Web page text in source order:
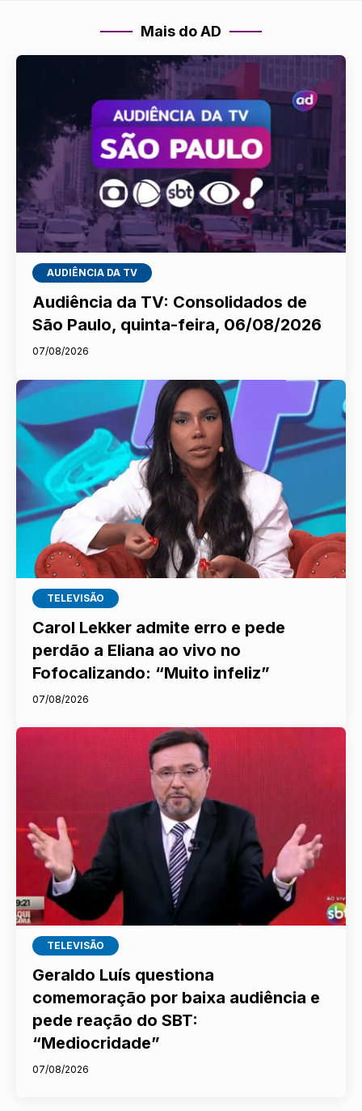
Mais do AD
AUDIÊNCIA DA TV
Audiência da TV: Consolidados de
São Paulo, quinta-feira, 06/08/2026
07/08/2026
TELEVISÃO
Carol Lekker admite erro e pede
perdão a Eliana ao vivo no
Fofocalizando: “Muito infeliz”
07/08/2026
TELEVISÃO
Geraldo Luís questiona
comemoração por baixa audiência e
pede reação do SBT:
“Mediocridade”
07/08/2026